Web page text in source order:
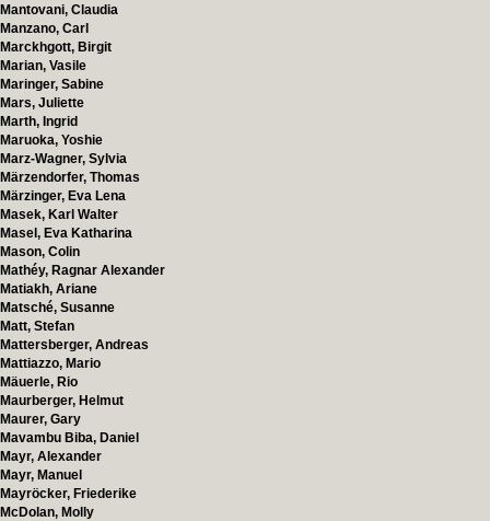
Mantovani, Claudia
Manzano, Carl
Marckhgott, Birgit
Marian, Vasile
Maringer, Sabine
Mars, Juliette
Marth, Ingrid
Maruoka, Yoshie
Marz-Wagner, Sylvia
Märzendorfer, Thomas
Märzinger, Eva Lena
Masek, Karl Walter
Masel, Eva Katharina
Mason, Colin
Mathéy, Ragnar Alexander
Matiakh, Ariane
Matsché, Susanne
Matt, Stefan
Mattersberger, Andreas
Mattiazzo, Mario
Mäuerle, Rio
Maurberger, Helmut
Maurer, Gary
Mavambu Biba, Daniel
Mayr, Alexander
Mayr, Manuel
Mayröcker, Friederike
McDolan, Molly